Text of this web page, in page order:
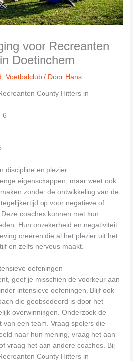
voor Recreanten
Doetinchem
,Voetbalclub / Door Hans
County Hitters in
6
discipline en plezier
eigenschappen, maar weet ook
zonder de ontwikkeling van de
op voor negatieve of
coaches kunnen met hun
Hun onzekerheid en negativiteit
creëren die al het plezier uit het
en zelfs nerveus maakt.
oefeningen
geef je misschien de voorkeur aan
intensieve oefeningen. Blijf ook
die geobsedeerd is door het
overwinningen. Onderzoek de
van een team. Vraag spelers die
naar hun mening, vraag het aan
vraag het aan andere coaches. Bij
County Hitters in